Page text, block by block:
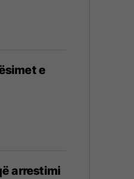
e
arrestimi